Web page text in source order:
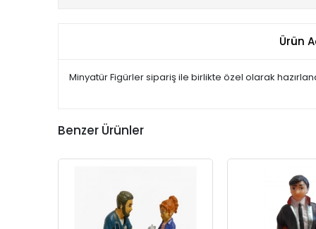
Ürün
Minyatür Figürler sipariş ile birlikte özel olarak
Benzer Ürünler